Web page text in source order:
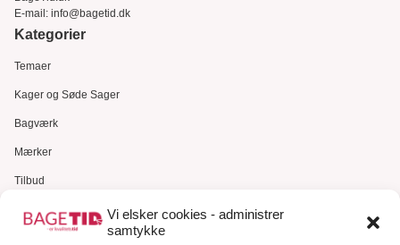
Vi elsker cookies - administrer
samtykke
E-mail: info@bagetid.dk
Kategorier
Temaer
Kager og Søde Sager
Bagværk
Mærker
Tilbud
Gavekort
Kundeservice